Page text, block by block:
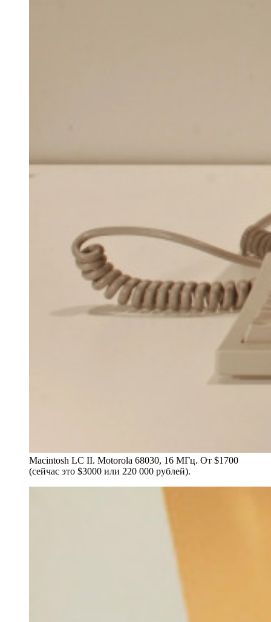
Macintosh LC II. Motorola 68030, 16 МГц. От $1700
(сейчас это $3000 или 220 000 рублей).